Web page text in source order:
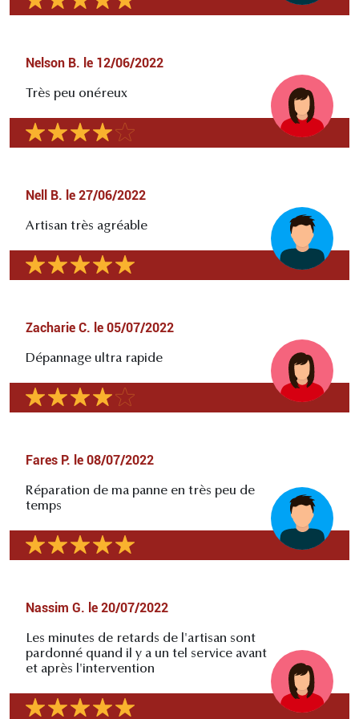
Nelson B. le 12/06/2022
Très peu onéreux
Nell B. le 27/06/2022
Artisan très agréable
Zacharie C. le 05/07/2022
Dépannage ultra rapide
Fares P. le 08/07/2022
Réparation de ma panne en très peu de
temps
Nassim G. le 20/07/2022
Les minutes de retards de l'artisan sont
pardonné quand il y a un tel service avant
et après l'intervention